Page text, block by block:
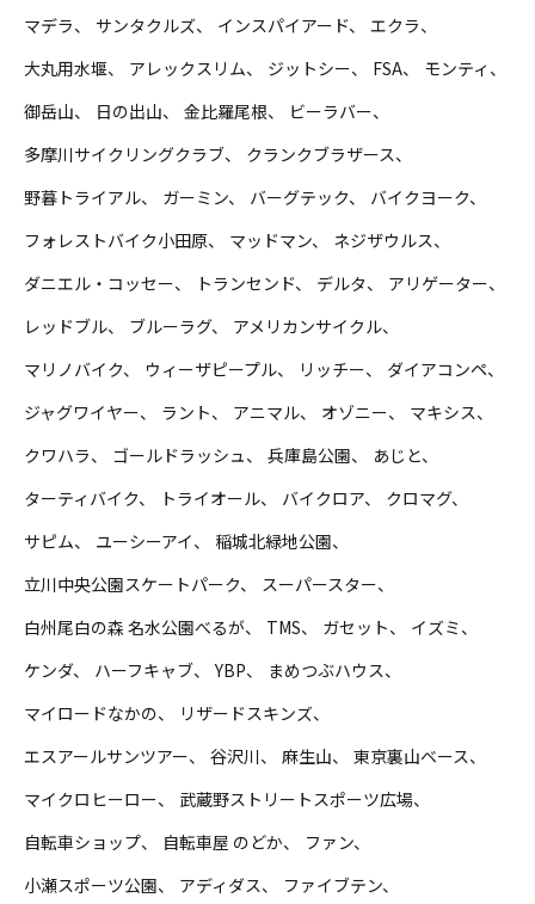
マデラ
サンタクルズ インスパイアード
エクラ
大丸用水堰
アレックスリム ジットシー FSA
モンティ
御岳山
日の出山 金比羅尾根
ビーラバー
多摩川サイクリングクラブ
クランクブラザース
野暮トライアル
ガーミン バーグテック
バイクヨーク
フォレストバイク小田原
マッドマン
ネジザウルス
ダニエル・コッセー
トランセンド デルタ
アリゲーター
レッドブル
ブルーラグ
アメリカンサイクル
マリノバイク
ウィーザピープル リッチー
ダイアコンペ
ジャグワイヤー
ラント アニマル オゾニー
マキシス
クワハラ
ゴールドラッシュ 兵庫島公園
あじと
ターティバイク
トライオール バイクロア
クロマグ
サピム
ユーシーアイ
稲城北緑地公園
立川中央公園スケートパーク
スーパースター
白州尾白の森 名水公園べるが
TMS ガセット
イズミ
ケンダ
ハーフキャブ YBP
まめつぶハウス
マイロードなかの
リザードスキンズ
エスアールサンツアー
谷沢川 麻生山
東京裏山ベース
マイクロヒーロー
武蔵野ストリートスポーツ広場
自転車ショップ
自転車屋 のどか
ファン
小瀬スポーツ公園
アディダス
ファイブテン